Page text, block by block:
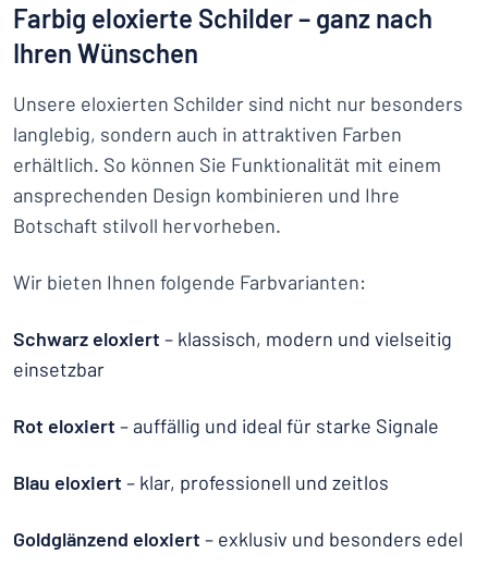
Farbig eloxierte Schilder – ganz nach
Ihren Wünschen
Unsere eloxierten Schilder sind nicht nur besonders
langlebig, sondern auch in attraktiven Farben
erhältlich. So können Sie Funktionalität mit einem
ansprechenden Design kombinieren und Ihre
Botschaft stilvoll hervorheben.
Wir bieten Ihnen folgende Farbvarianten:
Schwarz eloxiert – klassisch, modern und vielseitig
einsetzbar
Rot eloxiert – auffällig und ideal für starke Signale
Blau eloxiert – klar, professionell und zeitlos
Goldglänzend eloxiert – exklusiv und besonders edel